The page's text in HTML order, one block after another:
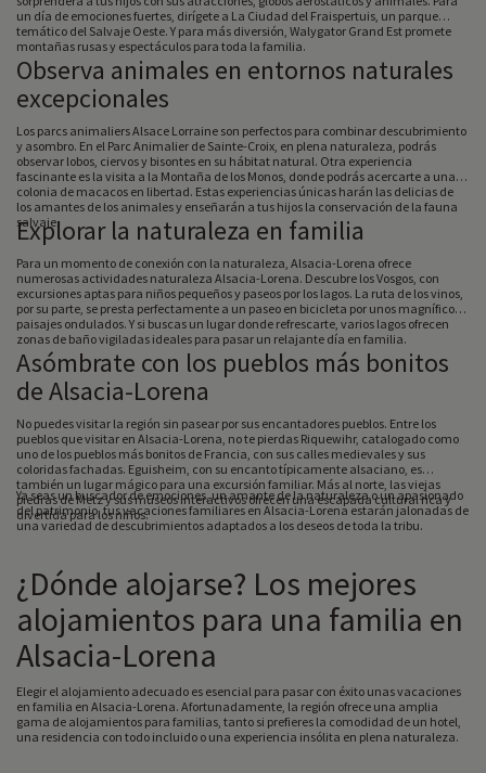
un día de emociones fuertes, dirígete a La Ciudad del Fraispertuis, un parque
temático del Salvaje Oeste. Y para más diversión, Walygator Grand Est promete
montañas rusas y espectáculos para toda la familia.
Observa animales en entornos naturales
excepcionales
Los parcs animaliers Alsace Lorraine son perfectos para combinar descubrimiento
y asombro. En el Parc Animalier de Sainte-Croix, en plena naturaleza, podrás
observar lobos, ciervos y bisontes en su hábitat natural. Otra experiencia
fascinante es la visita a la Montaña de los Monos, donde podrás acercarte a una
colonia de macacos en libertad. Estas experiencias únicas harán las delicias de
los amantes de los animales y enseñarán a tus hijos la conservación de la fauna
salvaje.
Explorar la naturaleza en familia
Para un momento de conexión con la naturaleza, Alsacia-Lorena ofrece
numerosas actividades naturaleza Alsacia-Lorena. Descubre los Vosgos, con
excursiones aptas para niños pequeños y paseos por los lagos. La ruta de los vinos,
por su parte, se presta perfectamente a un paseo en bicicleta por unos magníficos
paisajes ondulados. Y si buscas un lugar donde refrescarte, varios lagos ofrecen
zonas de baño vigiladas ideales para pasar un relajante día en familia.
Asómbrate con los pueblos más bonitos
de Alsacia-Lorena
No puedes visitar la región sin pasear por sus encantadores pueblos. Entre los
pueblos que visitar en Alsacia-Lorena, no te pierdas Riquewihr, catalogado como
uno de los pueblos más bonitos de Francia, con sus calles medievales y sus
coloridas fachadas. Eguisheim, con su encanto típicamente alsaciano, es
también un lugar mágico para una excursión familiar. Más al norte, las viejas
piedras de Metz y sus museos interactivos ofrecen una escapada cultural rica y
divertida para los niños.
Ya seas un buscador de emociones, un amante de la naturaleza o un apasionado
del patrimonio, tus vacaciones familiares en Alsacia-Lorena estarán jalonadas de
una variedad de descubrimientos adaptados a los deseos de toda la tribu.
¿Dónde alojarse? Los mejores
alojamientos para una familia en
Alsacia-Lorena
Elegir el alojamiento adecuado es esencial para pasar con éxito unas vacaciones
en familia en Alsacia-Lorena. Afortunadamente, la región ofrece una amplia
gama de alojamientos para familias, tanto si prefieres la comodidad de un hotel,
una residencia con todo incluido o una experiencia insólita en plena naturaleza.